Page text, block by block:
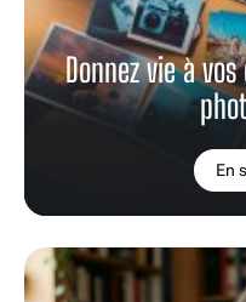
Donnez vie à
En